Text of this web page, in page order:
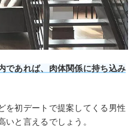
であれば、肉体関係に持ち込み
を初デートで提案してくる男性
いと言えるでしょう。